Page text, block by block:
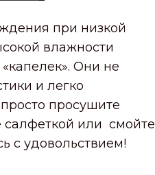
при низкой
влажности
Они не
и легко
просушите
салфеткой или смойте
с удовольствием!